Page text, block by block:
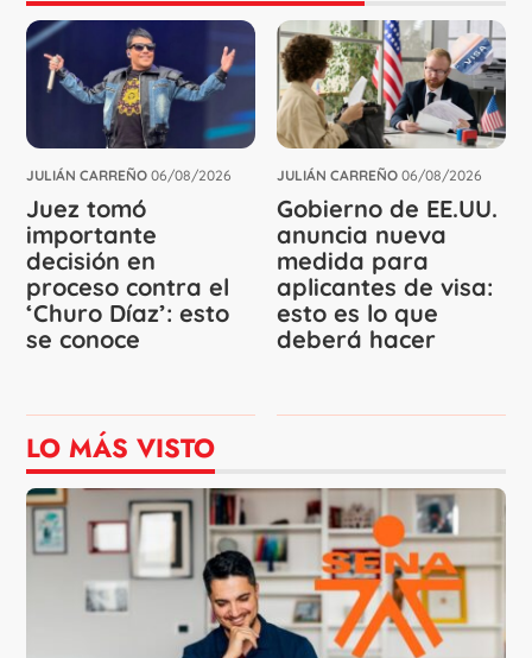
JULIÁN CARREÑO 06/08/2026
Juez tomó
importante
decisión en
proceso contra el
‘Churo Díaz’: esto
se conoce
JULIÁN CARREÑO 06/08/2026
Gobierno de EE.UU.
anuncia nueva
medida para
aplicantes de visa:
esto es lo que
deberá hacer
LO MÁS VISTO